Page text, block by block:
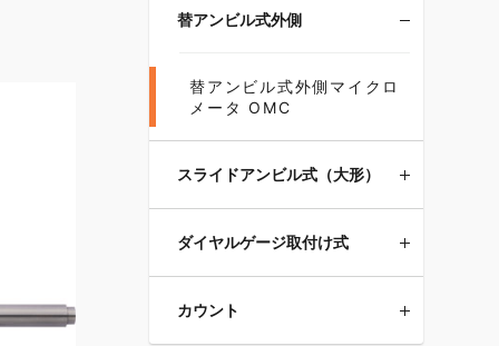
替アンビル式外側
替アンビル式外側マイクロ
メータ OMC
スライドアンビル式（大形）
ダイヤルゲージ取付け式
カウント